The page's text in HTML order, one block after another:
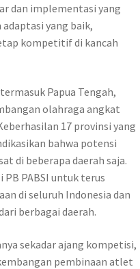
dan implementasi yang
yang baik,
kompetitif di kancah
Papua Tengah,
olahraga angkat
17 provinsi yang
bahwa potensi
di beberapa daerah saja.
PABSI untuk terus
di seluruh Indonesia dan
berbagai daerah.
sekadar ajang kompetisi,
pembinaan atlet